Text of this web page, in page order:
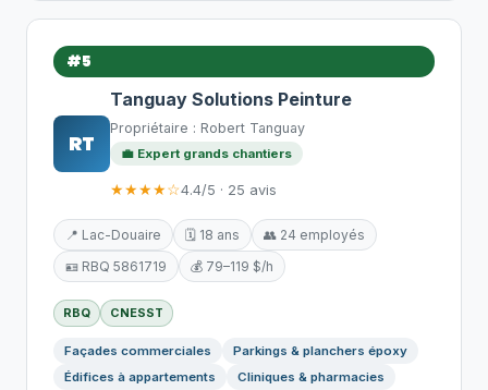
#5
RT
Tanguay Solutions Peinture
Propriétaire : Robert Tanguay
💼 Expert grands chantiers
★★★★☆4.4/5 · 25 avis
📍 Lac-Douaire 🗓️ 18 ans
👥 24 employés
🪪 RBQ 5861719
💰 79–119 $/h
RBQ CNESST
Façades commerciales
Parkings & planchers époxy
Édifices à appartements
Cliniques & pharmacies